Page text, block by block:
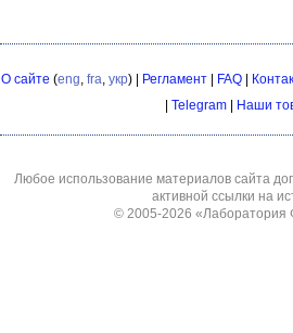
О сайте (eng, fra, укр) | Регламент| FAQ|
Telegram Наши
Любое использование материалов сайта
активной ссылки на
© 2005-2026 «Лаборатория